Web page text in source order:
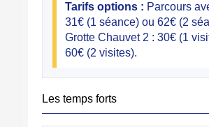
Tarifs options : Parcours
31€ (1 séance) ou 62€ (2
Grotte Chauvet 2 : 30€ (1
60€ (2 visites).
Les temps forts